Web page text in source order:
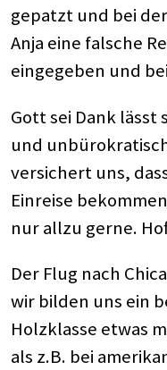
gepatzt und bei
Anja eine falsche
eingegeben und
Gott sei Dank lässt
und
versichert uns,
Einreise
nur allzu gerne.
Der Flug nach
wir bilden uns ein
Holzklasse etwas
als z.B. bei